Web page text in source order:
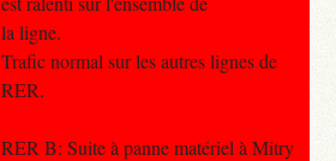
la ligne.
Trafic normal sur les autres lignes de
RER.
RER B: Suite à panne matériel à Mitry